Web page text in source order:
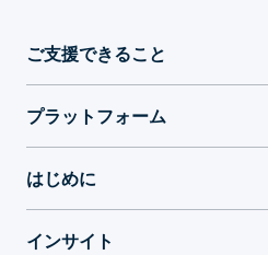
ご支援できること
プラットフォーム
はじめに
インサイト